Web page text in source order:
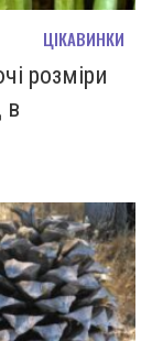
ЦІКАВИНКИ
розміри
в